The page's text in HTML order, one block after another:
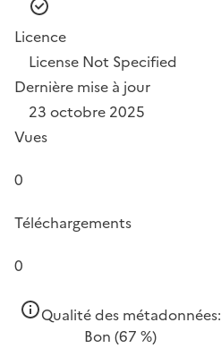
Licence
License Not Specified
Dernière mise à jour
23 octobre 2025
Vues
0
Téléchargements
0
Qualité des métadonnées:
Bon (67 %)